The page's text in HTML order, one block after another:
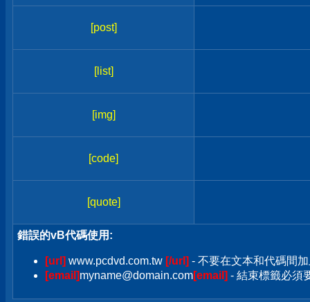
[post]
[list]
[img]
[code]
[quote]
錯誤的vB代碼使用:
[url] www.pcdvd.com.tw [/url] - 不要在文本和代碼間
[email]myname@domain.com[email] - 結束標籤必須